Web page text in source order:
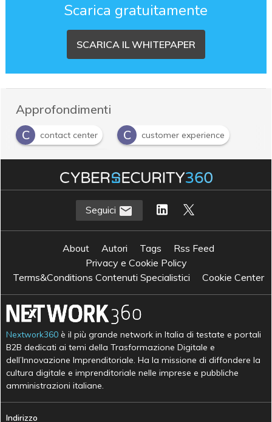
Scarica gratuitamente
SCARICA IL WHITEPAPER
Approfondimenti
C
contact center C customer experience
C customer journey
customer satisfaction
customer service
Seguici
About Autori Tags
Rss Feed
Privacy e Cookie Policy
Terms&Conditions Contenuti Specialistici
Cookie Center
Nextwork360 è il più grande network in Italia di testate e portali
B2B dedicati ai temi della Trasformazione Digitale e
dell’Innovazione Imprenditoriale. Ha la missione di diffondere la
cultura digitale e imprenditoriale nelle imprese e pubbliche
amministrazioni italiane.
Indirizzo